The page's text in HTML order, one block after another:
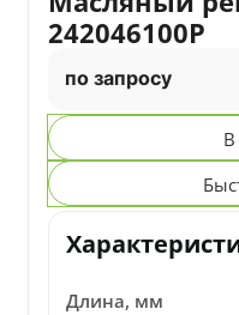
242046100P
по запросу
Длина, мм